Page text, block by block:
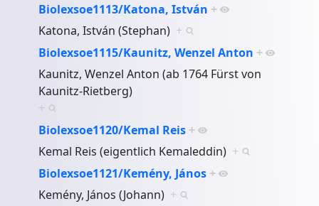
Biolexsoe1113/Katona, István +
Katona, István (Stephan) +
Biolexsoe1115/Kaunitz, Wenzel Anton +
Kaunitz, Wenzel Anton (ab 1764 Fürst von
Kaunitz-Rietberg)
+
Biolexsoe1120/Kemal Reis +
Kemal Reis (eigentlich Kemaleddin) +
Biolexsoe1121/Kemény, János +
Kemény, János (Johann) +